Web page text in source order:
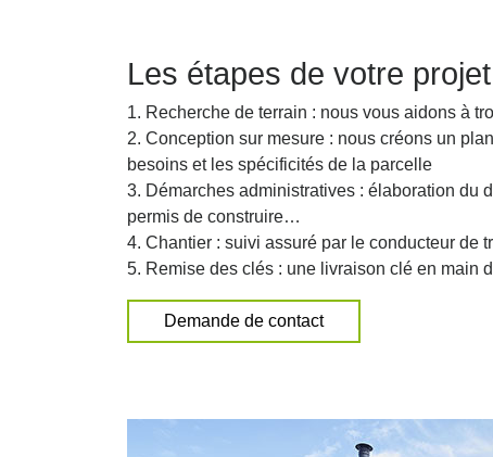
Les étapes de votre
1. Recherche de terrain : nous vous aidons à
2. Conception sur mesure : nous créons un
besoins et les spécificités de la parcelle
3. Démarches administratives : élaboration du
permis de construire…
4. Chantier : suivi assuré par le conducteur de
5. Remise des clés : une livraison clé en main
Demande de contact